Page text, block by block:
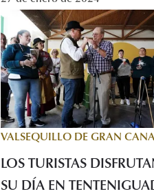
VALSEQUILLO DE GRAN
LOS TURISTAS
SU DÍA EN